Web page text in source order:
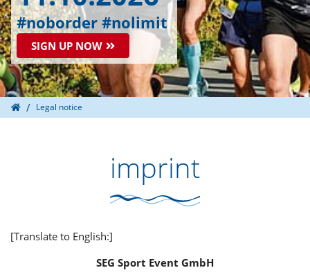
#noborder #nolimit
SIGN UP NOW
HomeLegal notice
imprint
[Translate to English:]
SEG Sport Event GmbH